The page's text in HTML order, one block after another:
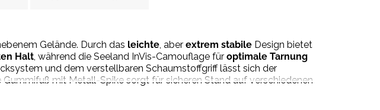
Gelände. Durch das leichte, aber extrem stabile Design bietet
Halt, während die Seeland InVis-Camouflage für optimale Tarnung
und dem verstellbaren Schaumstoffgriff lässt sich der
Gummifuß mit Metall-Spike sorgt für sicheren Stand auf verschiedenen